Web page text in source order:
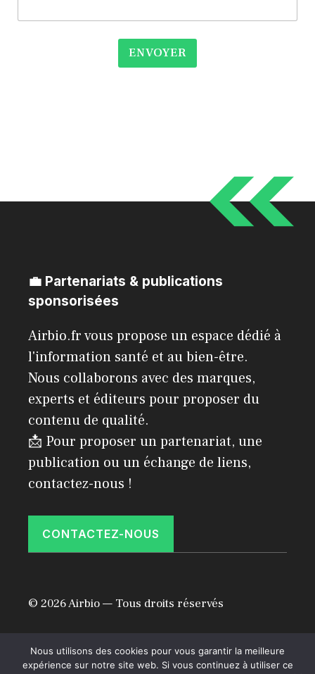
ENVOYER
💼 Partenariats & publications
sponsorisées
Airbio.fr vous propose un espace dédié à
l'information santé et au bien-être.
Nous collaborons avec des marques,
experts et éditeurs pour proposer du
contenu de qualité.
📩 Pour proposer un partenariat, une
publication ou un échange de liens,
contactez-nous !
CONTACTEZ-NOUS
© 2026 Airbio — Tous droits réservés
Nous utilisons des cookies pour vous garantir la meilleure
expérience sur notre site web. Si vous continuez à utiliser ce